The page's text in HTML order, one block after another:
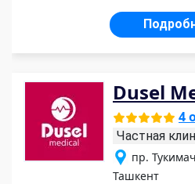
Dusel
4
Частная
пр.
Ташкент